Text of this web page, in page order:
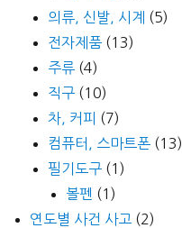
의류, 신발, 시계 (5)
전자제품 (13)
주류 (4)
직구 (10)
차, 커피 (7)
컴퓨터, 스마트폰 (13)
필기도구 (1)
볼펜 (1)
연도별 사건 사고 (2)